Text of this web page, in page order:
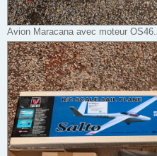
Avion Maracana avec moteur